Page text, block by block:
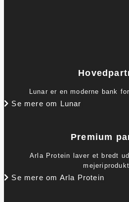
Lunar er en moderne bank
Se mere om Lunar
Premium
Arla Protein laver et bredt
Se mere om Arla Protein